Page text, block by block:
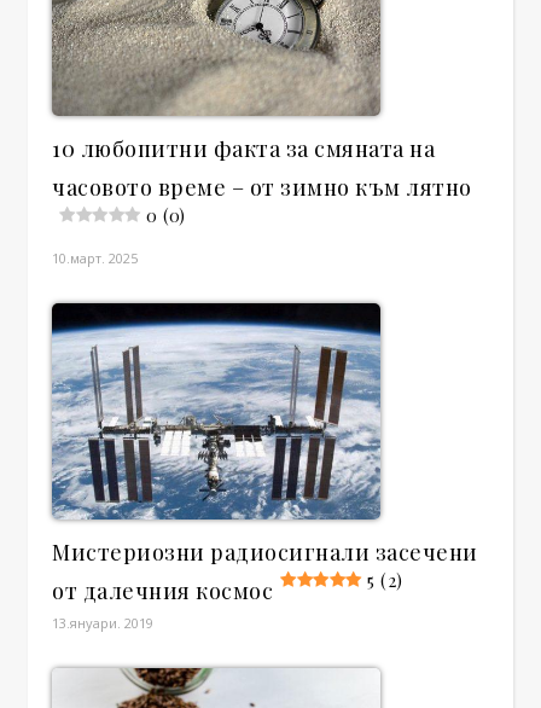
10 любопитни факта за смяната на
часовото време – от зимно към лятно
0 (0)
10.март. 2025
Мистериозни радиосигнали засечени
от далечния космос
5 (2)
13.януари. 2019